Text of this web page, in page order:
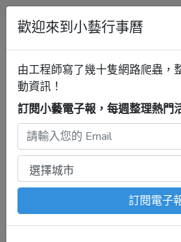
小藝行事曆
全部場地
小藝行事曆自動更新的資料來源。
台北
歡迎來到小藝行事曆
由工程師寫了幾十隻網路爬蟲，
動資訊！
訂閱小藝電子報，每週整理熱門
訂閱電子